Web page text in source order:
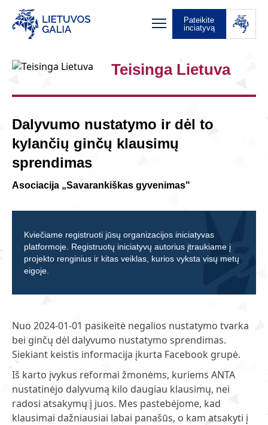
Pateikite
inciatyvą
Teisinga Lietuva
Dalyvumo nustatymo ir dėl to
kylančių ginčų klausimų
sprendimas
Asociacija „Savarankiškas gyvenimas"
Kviečiame registruoti jūsų organizacijos iniciatyvas
platformoje. Registruotų iniciatyvų autorius įtraukiame į
projekto renginius ir kitas veiklas, kurios vyksta visų metų
eigoje.
Nuo 2024-01-01 pasikeitė negalios nustatymo tvarka
bei ginčų dėl dalyvumo nustatymo sprendimas.
Siekiant keistis informacija įkurta Facebook grupė.
Iš karto įvykus reformai žmonėms, kuriems ANTA
nustatinėjo dalyvumą kilo daugiau klausimų, nei
radosi atsakymų į juos. Mes pastebėjome, kad
klausimai dažniausiai labai panašūs, o kam atsakyti į